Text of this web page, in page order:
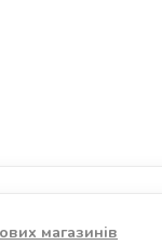
магазинів